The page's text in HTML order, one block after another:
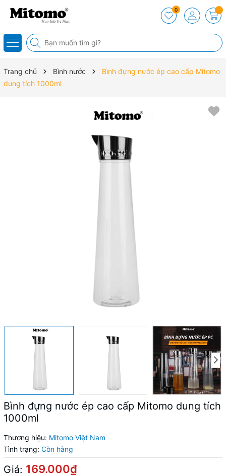
0
Trang chủ Bình nước
Bình đựng nước ép cao cấp Mitomo
dung tích 1000ml
Bình đựng nước ép cao cấp Mitomo dung tích
1000ml
Thương hiệu: Mitomo Việt Nam
Tình trạng: Còn hàng
Giá: 169.000₫